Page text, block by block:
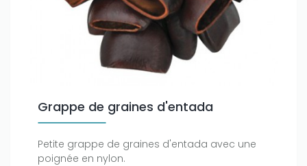
Grappe de graines d'entada
Petite grappe de graines d'entada avec une
poignée en nylon.